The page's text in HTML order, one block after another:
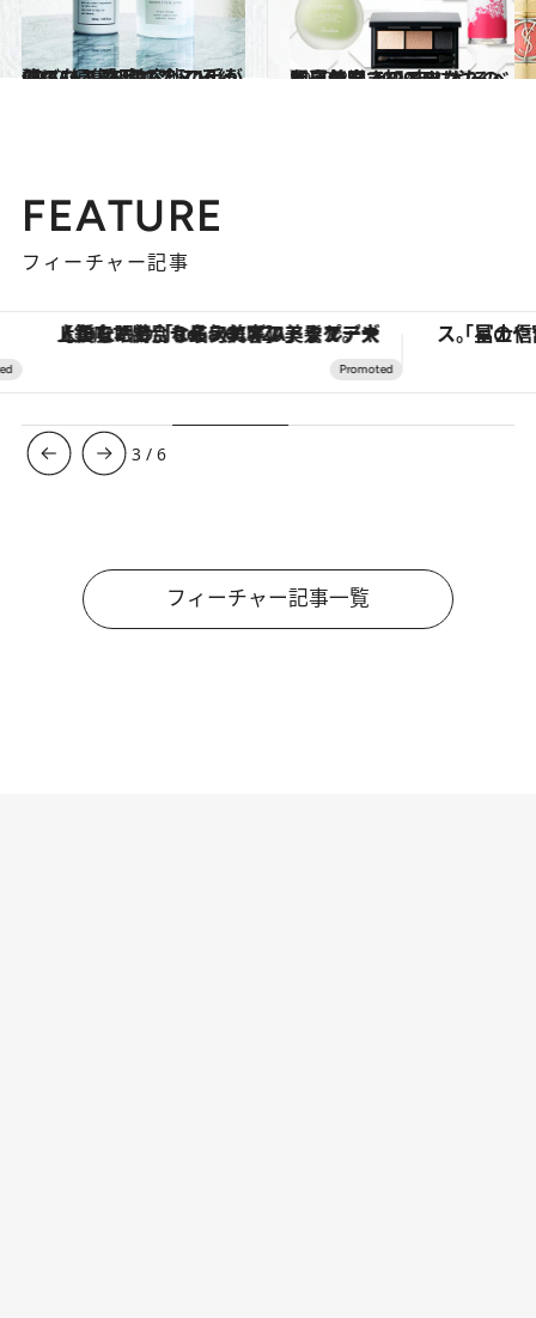
2020.6.3
CREA編集部美容班の手が伸びた！ 在宅の今こそ綺麗になる愛用コスメ16
ライフスタイル 2020.3.7
九星気学で知るあなたの開運美容 2020年にやるべき自分磨きのコツは？
ビューティ＆ヘルス
FEATURE
フィーチャー記事
【銀座で出合う最旬美容】美髪ケアや上質な眠り…セルフケアのアップデートから、特別な名入れギフトまで。大人のための「ReFa GINZA」クルーズ
3 /6
フィーチャー記事一覧